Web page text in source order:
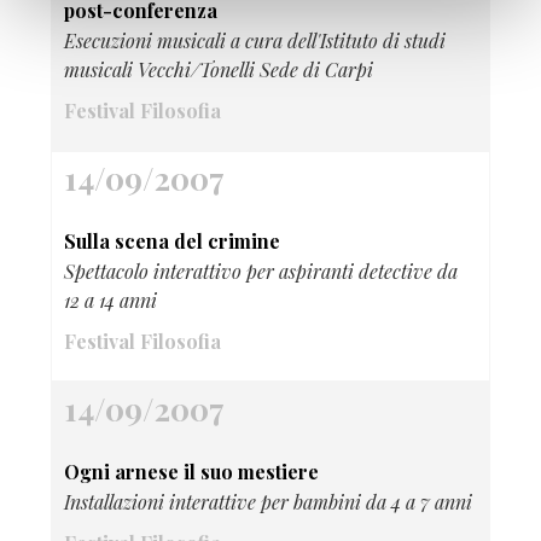
post-conferenza
Esecuzioni musicali a cura dell'Istituto di studi
musicali Vecchi/Tonelli Sede di Carpi
Festival Filosofia
14/09/2007
Sulla scena del crimine
Spettacolo interattivo per aspiranti detective da
12 a 14 anni
Festival Filosofia
14/09/2007
Ogni arnese il suo mestiere
Installazioni interattive per bambini da 4 a 7 anni